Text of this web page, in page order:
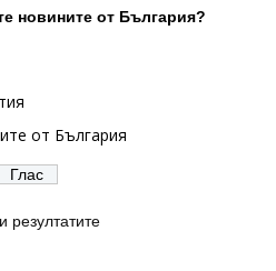
новините от България?
от България
резултатите